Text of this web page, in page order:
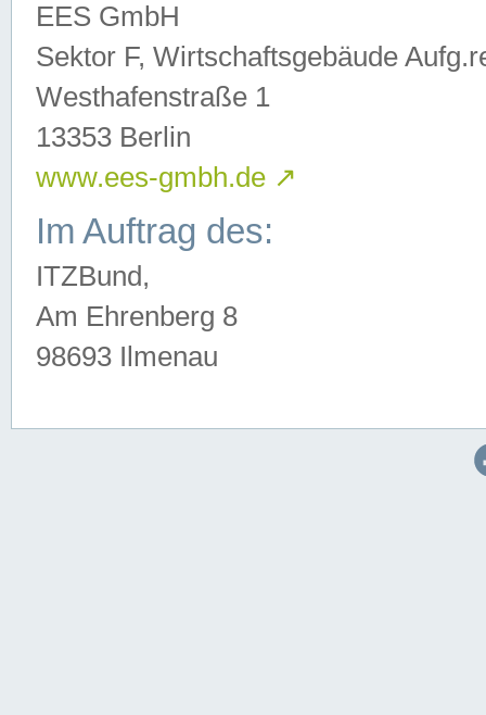
EES GmbH
Sektor F, Wirtschaftsgebäude
Westhafenstraße 1
13353 Berlin
www.ees-gmbh.de ↗
Im Auftrag des:
ITZBund,
Am Ehrenberg 8
98693 Ilmenau